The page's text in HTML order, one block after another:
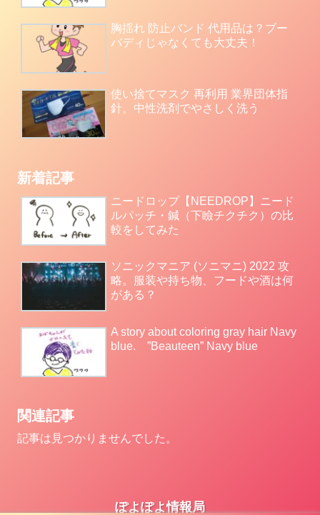
胸揺れ 防止バンド 代用品は？ブー
バディじゃなくても大丈夫！
使い捨てマスク 再利用 業界団体指
針。中性洗剤でやさしく洗う
新着記事
ニードロップ【NEEDROP】ニード
ルパッチ・鍼（下瞼チクチク）の比
較をしてみた
ソニックマニア (ソニマニ) 2022 攻
略。服装や持ち物、フードや酒は何
がある？
A story about coloring gray hair Navy
blue. ”Beauteen” Navy blue
関連記事
記事は見つかりませんでした。
ぽよぽよ情報局